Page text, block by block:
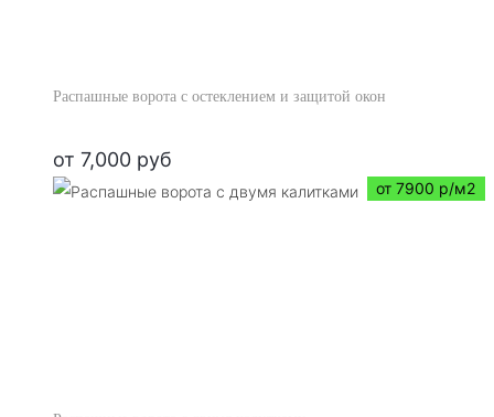
Распашные ворота с остеклением и защитой окон
от 7,000 руб
от 7900 р/м2